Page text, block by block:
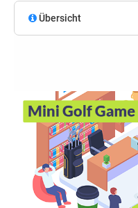
Übersicht